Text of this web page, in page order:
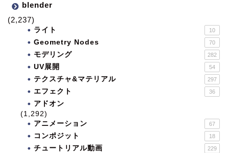
blender
(2,237)
ライト 10
Geometry Nodes 70
モデリング 282
UV展開 54
テクスチャ&マテリアル 297
エフェクト 36
アドオン
(1,292)
アニメーション
67
コンポジット 18
チュートリアル動画 229